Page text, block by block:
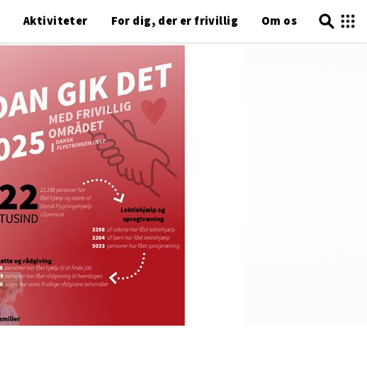
Aktiviteter For dig, der er frivillig Om os